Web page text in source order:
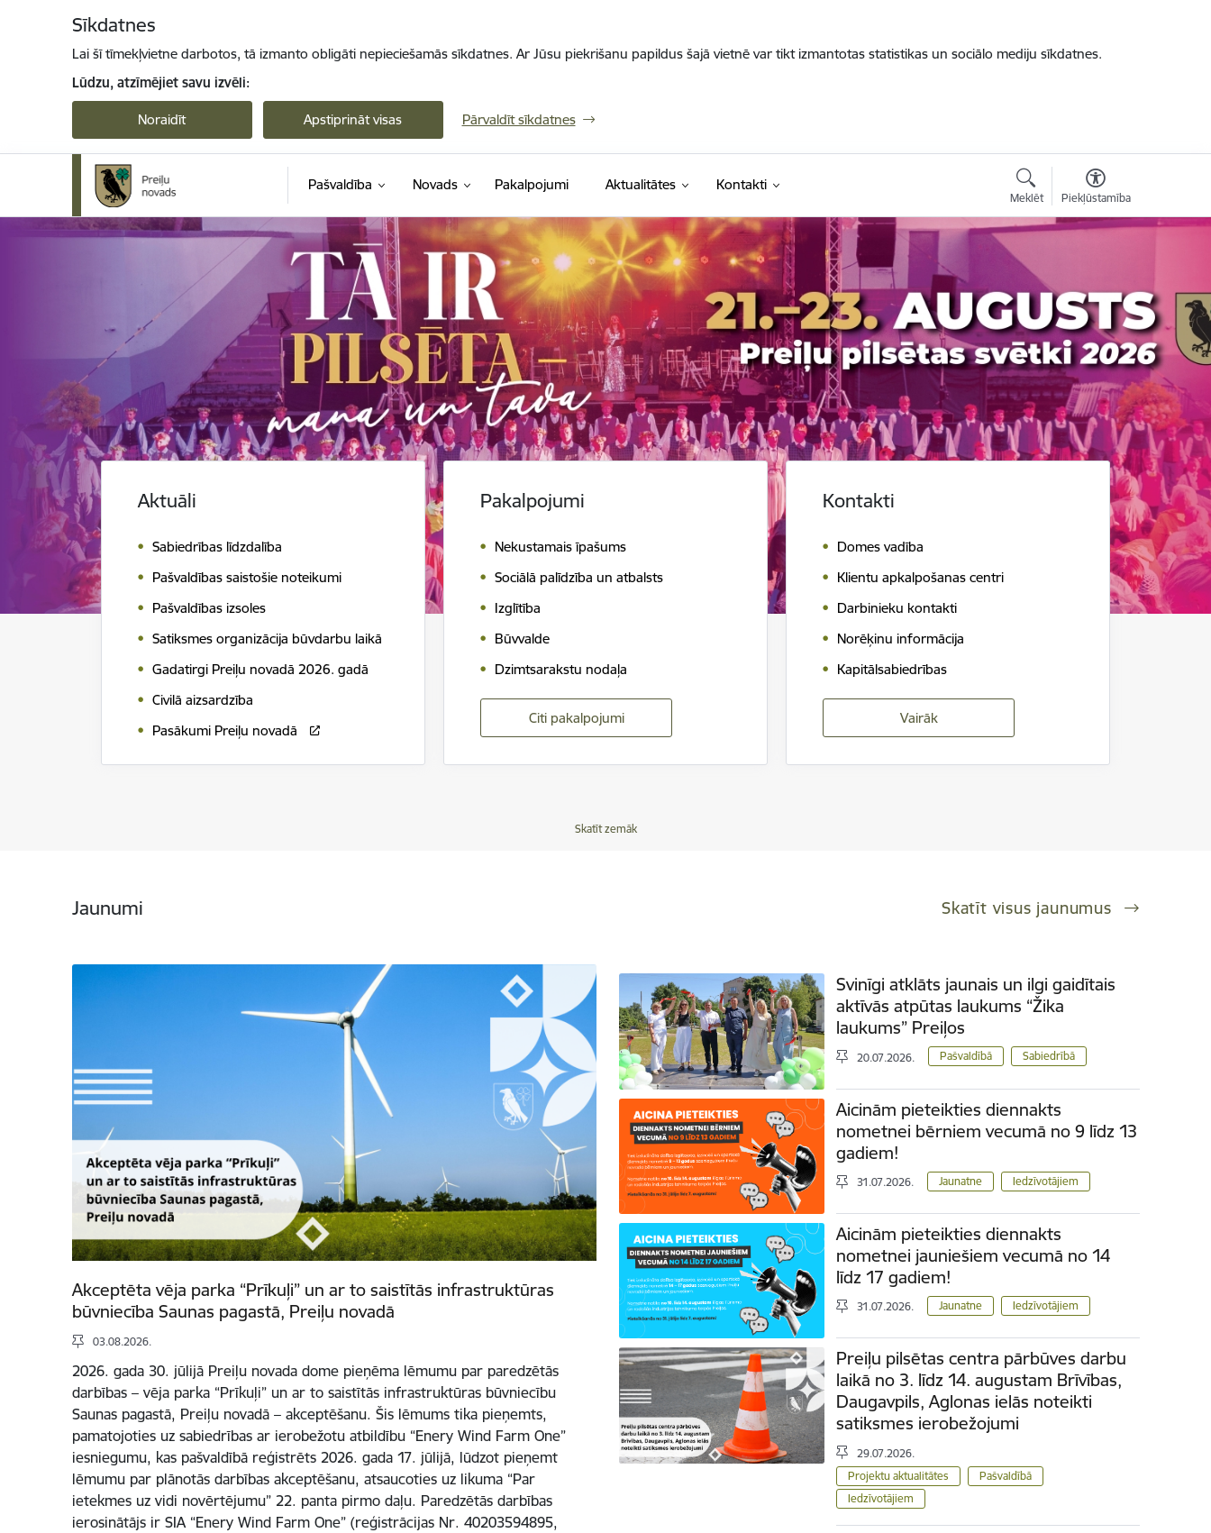
Sīkdatnes
Lai šī tīmekļvietne darbotos, tā izmanto obligāti nepieciešamās sīkdatnes. Ar Jūsu piekrišanu papildus šajā vietnē var tikt izmantotas statistikas un sociālo mediju sīkdatnes.
Lūdzu, atzīmējiet savu izvēli:
Noraidīt Apstiprināt visas Pārvaldīt sīkdatnes
Pašvaldība Novads Pakalpojumi Aktualitātes Kontakti
Meklēt Piekļūstamība
Aktuāli
Sabiedrības līdzdalība
Pašvaldības saistošie noteikumi
Pašvaldības izsoles
Satiksmes organizācija būvdarbu laikā
Gadatirgi Preiļu novadā 2026. gadā
Civilā aizsardzība
Pasākumi Preiļu novadā
Pakalpojumi
Nekustamais īpašums
Sociālā palīdzība un atbalsts
Izglītība
Būvvalde
Dzimtsarakstu nodaļa
Citi pakalpojumi
Kontakti
Domes vadība
Klientu apkalpošanas centri
Darbinieku kontakti
Norēķinu informācija
Kapitālsabiedrības
Vairāk
Skatīt zemāk
Jaunumi Skatīt visus jaunumus
Akceptēta vēja parka “Prīkuļi” un ar to saistītās infrastruktūras
būvniecība Saunas pagastā, Preiļu novadā
03.08.2026.
2026. gada 30. jūlijā Preiļu novada dome pieņēma lēmumu par paredzētās
darbības – vēja parka “Prīkuļi” un ar to saistītās infrastruktūras būvniecību
Saunas pagastā, Preiļu novadā – akceptēšanu. Šis lēmums tika pieņemts,
pamatojoties uz sabiedrības ar ierobežotu atbildību “Enery Wind Farm One”
iesniegumu, kas pašvaldībā reģistrēts 2026. gada 17. jūlijā, lūdzot pieņemt
lēmumu par plānotās darbības akceptēšanu, atsaucoties uz likuma “Par
ietekmes uz vidi novērtējumu” 22. panta pirmo daļu. Paredzētās darbības
ierosinātājs ir SIA “Enery Wind Farm One” (reģistrācijas Nr. 40203594895,
Svinīgi atklāts jaunais un ilgi gaidītais
aktīvās atpūtas laukums “Žika
laukums” Preiļos
20.07.2026. Pašvaldībā Sabiedrībā
Aicinām pieteikties diennakts
nometnei bērniem vecumā no 9 līdz 13
gadiem!
31.07.2026. Jaunatne Iedzīvotājiem
Aicinām pieteikties diennakts
nometnei jauniešiem vecumā no 14
līdz 17 gadiem!
31.07.2026. Jaunatne Iedzīvotājiem
Preiļu pilsētas centra pārbūves darbu
laikā no 3. līdz 14. augustam Brīvības,
Daugavpils, Aglonas ielās noteikti
satiksmes ierobežojumi
29.07.2026.
Projektu aktualitātes
Pašvaldībā
Iedzīvotājiem